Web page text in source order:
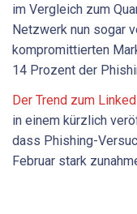
im Vergleich zum
Netzwerk nun sogar
kompromittierten
14 Prozent der
Der Trend zum
in einem kürzlich
dass Phishing-
Februar stark